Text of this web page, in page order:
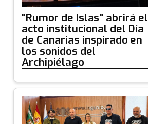
"Rumor de Islas" abrirá el
acto institucional del Día
de Canarias inspirado en
los sonidos del
Archipiélago